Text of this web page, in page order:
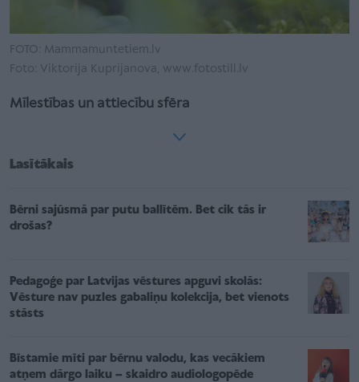
FOTO: Mammamuntetiem.lv
Foto: Viktorija Kuprijanova, www.fotostill.lv
Mīlestības un attiecību sfēra
Lasītākais
Bērni sajūsmā par putu ballītēm. Bet cik tās ir
drošas?
Pedagoģe par Latvijas vēstures apguvi skolās:
Vēsture nav puzles gabaliņu kolekcija, bet vienots
stāsts
Bīstamie mīti par bērnu valodu, kas vecākiem
atņem dārgo laiku – skaidro audiologopēde